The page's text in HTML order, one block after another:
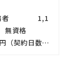
務者 1,1
資格
（契約日数…